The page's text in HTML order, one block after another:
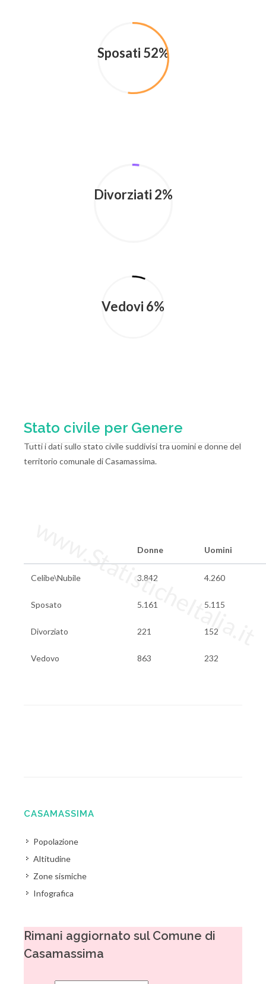
Sposati 52%
Divorziati 2%
Vedovi 6%
Stato civile per Genere
Tutti i dati sullo stato civile suddivisi tra uomini e donne del
territorio comunale di Casamassima.
Donne Uomini
Celibe\Nubile 3.842 4.260
Sposato 5.161 5.115
Divorziato 221 152
Vedovo 863 232
www.StatisticheItalia.it
CASAMASSIMA
Popolazione
Altitudine
Zone sismiche
Infografica
Rimani aggiornato sul Comune di
Casamassima